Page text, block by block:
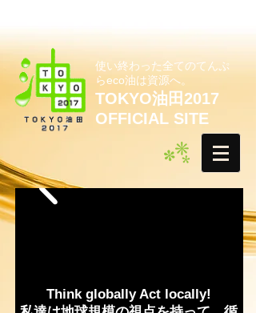
使い終わった全てのてんぷ
らeco油は資源へ。
TOKYO油田2017
OFFICIAL SITE
Think globally Act locally!